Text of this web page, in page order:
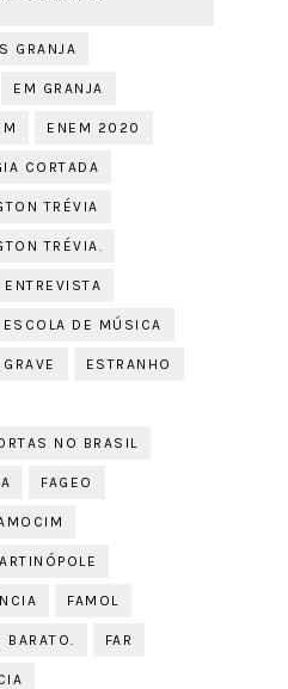
GRANJA
EM GRANJA
ENEM 2020
CORTADA
TRÉVIA
TRÉVIA.
ENTREVISTA
ESCOLA DE MÚSICA
ESTRANHO
NO BRASIL
FAGEO
FAMOL
BARATO. FAR